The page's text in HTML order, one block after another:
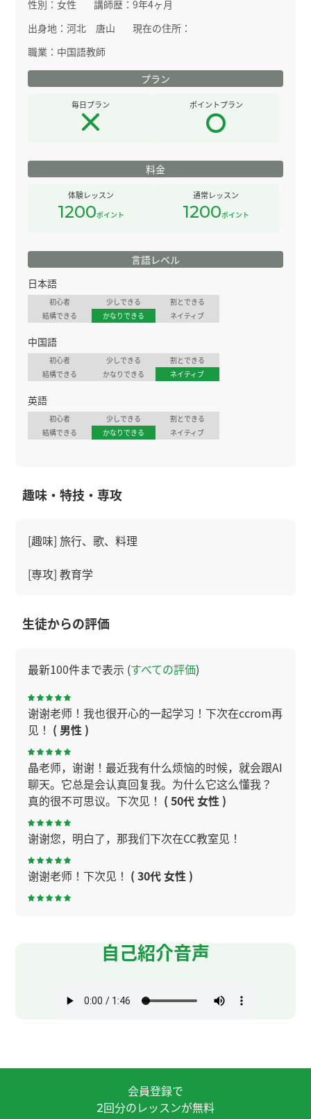
性別：女性 講師歴：9年4ヶ月
出身地：河北 唐山
現在の住所：
職業： 中国語教師
プラン
毎日プラン ポイントプラン
料金
体験レッスン
1200ポイント
通常レッスン
1200ポイント
言語レベル
日本語
初心者 少しできる
割とできる
結構できる
かなりできる ネイティブ
中国語
初心者 少しできる
割とできる
結構できる
かなりできる ネイティブ
英語
初心者 少しできる
割とできる
結構できる
かなりできる ネイティブ
趣味・特技・専攻
[趣味] 旅行、歌、料理
[専攻] 教育学
生徒からの評価
最新100件まで表示 (すべての評価)
谢谢老师！我也很开心的一起学习！下次在ccrom再
见！ ( 男性 )
晶老师，谢谢！最近我有什么烦恼的时候，就会跟AI
聊天。它总是会认真回复我。为什么它这么懂我？
真的很不可思议。下次见！ ( 50代 女性 )
谢谢您，明白了，那我们下次在CC教室见！
谢谢老师！下次见！ ( 30代 女性 )
谢谢老师！发音还很难，我慢慢来。下次见！
昨天谢谢您。是啊，做法相对简单呢。在日本，如
果孩子不喜欢吃蔬菜，妈妈们会把蔬菜放进咖喱里
自己紹介音声
会員登録で
2回分のレッスンが無料